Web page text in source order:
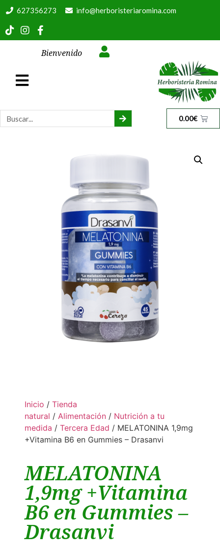
627356273 info@herboristeriaromina.com
Bienvenido
0.00€
Inicio / Tienda
natural / Alimentación / Nutrición a tu
medida / Tercera Edad / MELATONINA 1,9mg
+Vitamina B6 en Gummies – Drasanvi
MELATONINA
1,9mg +Vitamina
B6 en Gummies –
Drasanvi